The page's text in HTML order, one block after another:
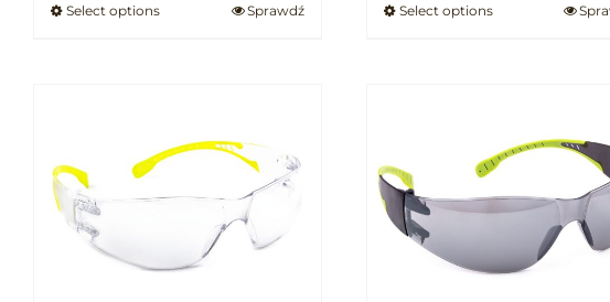
Select options Sprawdź Select options